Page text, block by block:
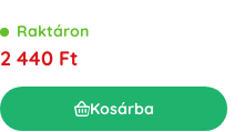
Raktáron
2 440 Ft
Kosárba